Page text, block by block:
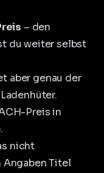
– den
du weiter selbst
aber genau der
Preis in
.
nicht
Titel